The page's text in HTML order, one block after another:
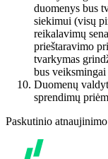
duomenys bus
siekimui (visų
reikalavimų
prieštaravimo
tvarkymas
bus veiksmingai
Duomenų
sprendimų
Paskutinio